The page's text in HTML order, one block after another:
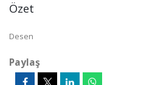
Özet
Desen
Paylaş